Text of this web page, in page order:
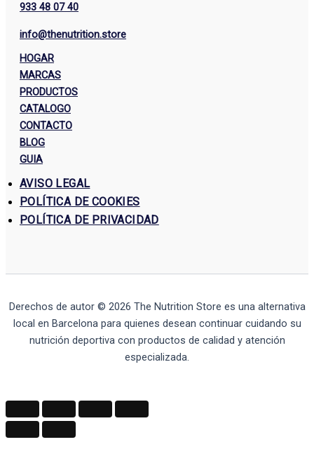
933 48 07 40
info@thenutrition.store
HOGAR
MARCAS
PRODUCTOS
CATALOGO
CONTACTO
BLOG
GUIA
AVISO LEGAL
POLÍTICA DE COOKIES
POLÍTICA DE PRIVACIDAD
Derechos de autor © 2026 The Nutrition Store es una alternativa
local en Barcelona para quienes desean continuar cuidando su
nutrición deportiva con productos de calidad y atención
especializada.